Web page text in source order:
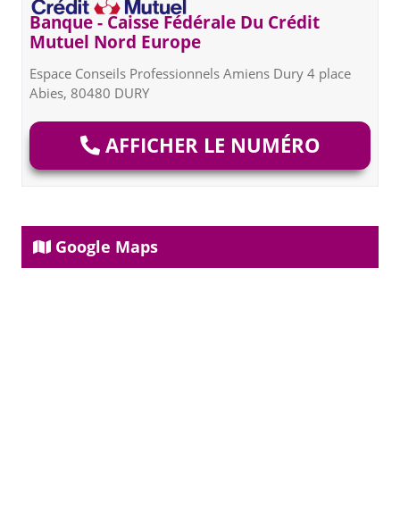
Banque - Caisse Fédérale Du Crédit
Mutuel Nord Europe
Espace Conseils Professionnels Amiens Dury 4 place
Abies, 80480 DURY
AFFICHER LE NUMÉRO
Google Maps